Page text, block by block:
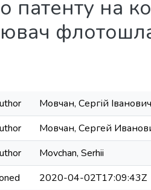
патенту на
Мовчан, Сергій Іванович
Мовчан, Сергей
Movchan, Serhii
2020-04-02T17:09:43Z